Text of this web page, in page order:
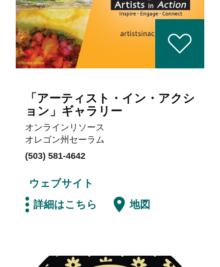
「アーティスト・イン・アクシ
ョン」ギャラリー
オンラインリソース
オレゴン州セーラム
(503) 581-4642
ウェブサイト
詳細はこちら
地図